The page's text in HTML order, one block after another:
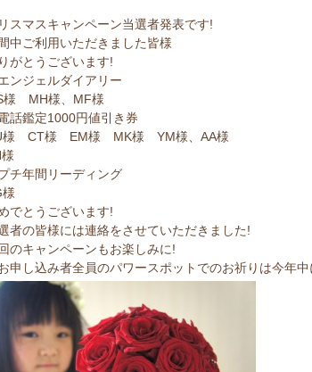
スマスキャンペーン当選者発表です!
中ご利用いただきました皆様
がとうございます!
ンジェルダイアリー
様 MH様、MF様
話鑑定1000円値引き券
様 CT様 EM様 MK様 YM様、AA様
チ年間リーディング
様
でとうございます!
者の皆様には連絡をさせていただきました!
のキャンペーンもお楽しみに!
申し込み者全員のパワースポットでのお祈りは今年